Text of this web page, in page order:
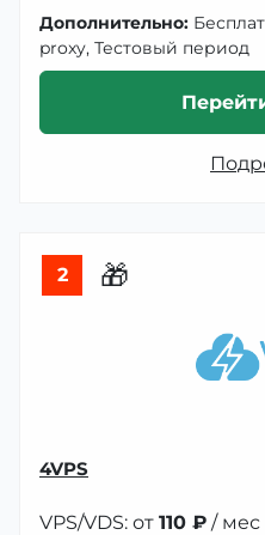
Дополнительно:
proxy, Тестовый период
2 🎁
4VPS
VPS/VDS: от 110 ₽ / мес